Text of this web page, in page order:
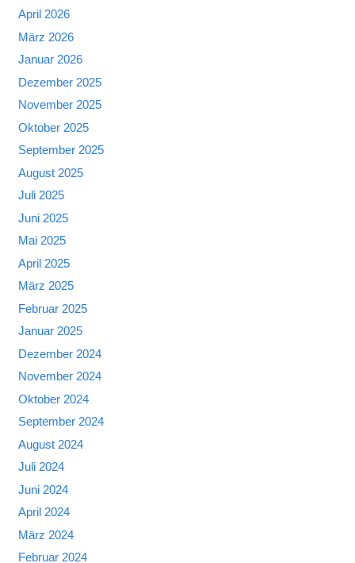
April 2026
März 2026
Januar 2026
Dezember 2025
November 2025
Oktober 2025
September 2025
August 2025
Juli 2025
Juni 2025
Mai 2025
April 2025
März 2025
Februar 2025
Januar 2025
Dezember 2024
November 2024
Oktober 2024
September 2024
August 2024
Juli 2024
Juni 2024
April 2024
März 2024
Februar 2024